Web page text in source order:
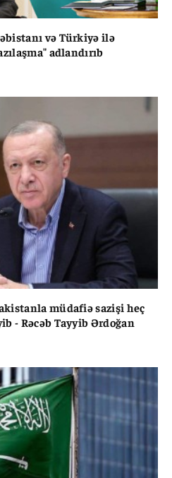
və Türkiyə ilə
adlandırıb
müdafiə sazişi heç
- Rəcəb Tayyib Ərdoğan